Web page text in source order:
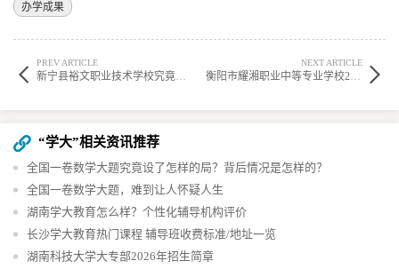
办学成果
PREV ARTICLE
新宁县裕文职业技术学校究竟是公办还是民办？
NEXT ARTICLE
衡阳市耀湘职业中等专业学校2025春季插班生招生公告
“学大”相关资讯推荐
全国一卷数学大题究竟设了怎样的局？背后情况是怎样的？
全国一卷数学大题，难到让人怀疑人生
湖南学大教育怎么样？个性化辅导机构评价
长沙学大教育热门课程 辅导班收费标准/地址一览
湖南科技大学大专部2026年招生简章